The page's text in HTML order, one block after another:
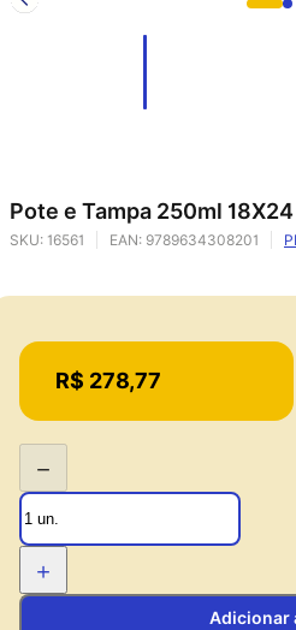
Pote e Tampa 250ml 18X24
SKU: 16561 EAN: 9789634308201
Price:
R$ 278,77
−
+
Adicionar